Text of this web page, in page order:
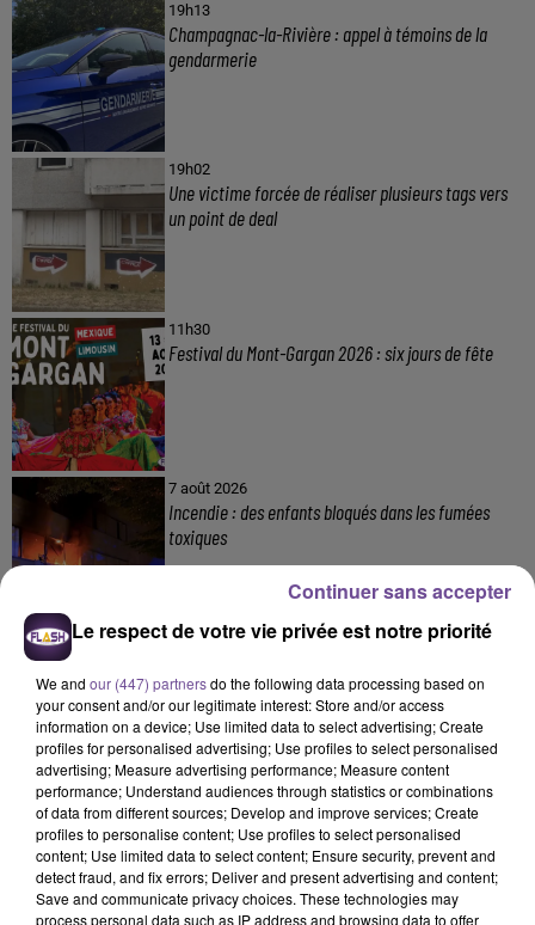
19h13
Champagnac-la-Rivière : appel à témoins de la
gendarmerie
19h02
Une victime forcée de réaliser plusieurs tags vers
un point de deal
11h30
Festival du Mont-Gargan 2026 : six jours de fête
7 août 2026
Incendie : des enfants bloqués dans les fumées
toxiques
DERNIERS TITRES
20h56
20h56 20h54
20h54 20h51
20h51
Le respect de votre vie privée est notre priorité
We and our (447) partnersdo the following data processing based on
your consent and/or our legitimate interest: Store and/or access
information on a device; Use limited data to select advertising; Create
profiles for personalised advertising; Use profiles to select personalised
advertising; Measure advertising performance; Measure content
performance; Understand audiences through statistics or combinations
of data from different sources; Develop and improve services; Create
profiles to personalise content; Use profiles to select personalised
content; Use limited data to select content; Ensure security, prevent and
detect fraud, and fix errors; Deliver and present advertising and content;
Save and communicate privacy choices. These technologies may
process personal data such as IP address and browsing data to offer
Continuer sans accepter